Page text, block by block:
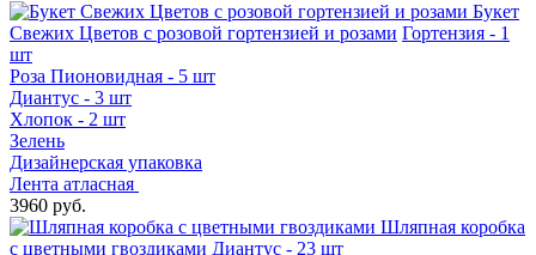
Букет
Свежих Цветов с розовой гортензией и розами Гортензия - 1
шт
Роза Пионовидная - 5 шт
Диантус - 3 шт
Хлопок - 2 шт
Зелень
Дизайнерская упаковка
Лента атласная
3960 руб.
Шляпная коробка
с цветными гвоздиками Диантус - 23 шт